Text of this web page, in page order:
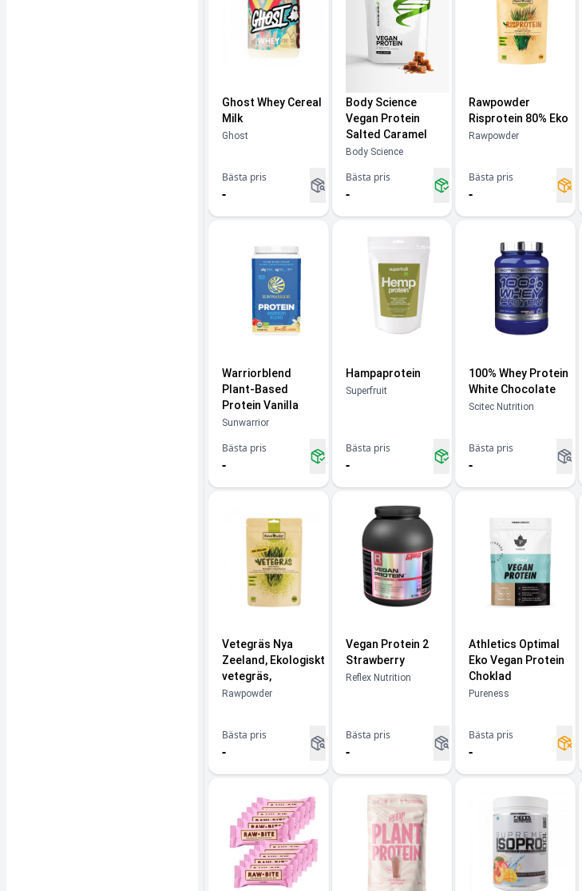
Ghost Whey Cereal
Milk
Ghost
Bästa pris
-
Body Science
Vegan Protein
Salted Caramel
Body Science
Bästa pris
-
Rawpowder
Risprotein 80% Eko
Rawpowder
Bästa pris
-
Warriorblend
Plant-Based
Protein Vanilla
Sunwarrior
Bästa pris
-
Hampaprotein
Superfruit
Bästa pris
-
100% Whey Protein
White Chocolate
Scitec Nutrition
Bästa pris
-
Vetegräs Nya
Zeeland, Ekologiskt
vetegräs,
Rawpowder
Bästa pris
-
Vegan Protein 2
Strawberry
Reflex Nutrition
Bästa pris
-
Athletics Optimal
Eko Vegan Protein
Choklad
Pureness
Bästa pris
-